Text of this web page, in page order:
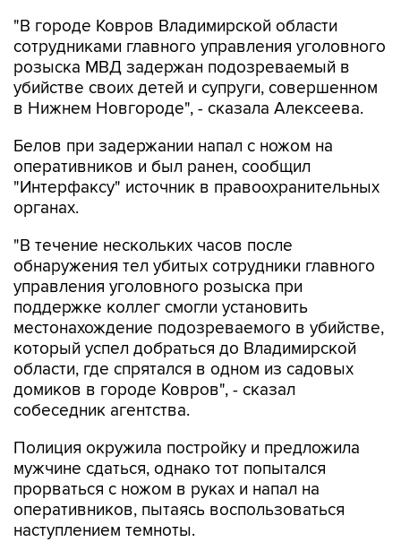
"В городе Ковров Владимирской области
сотрудниками главного управления уголовного
розыска МВД задержан подозреваемый в
убийстве своих детей и супруги, совершенном
в Нижнем Новгороде", - сказала Алексеева.
Белов при задержании напал с ножом на
оперативников и был ранен, сообщил
"Интерфаксу" источник в правоохранительных
органах.
"В течение нескольких часов после
обнаружения тел убитых сотрудники главного
управления уголовного розыска при
поддержке коллег смогли установить
местонахождение подозреваемого в убийстве,
который успел добраться до Владимирской
области, где спрятался в одном из садовых
домиков в городе Ковров", - сказал
собеседник агентства.
Полиция окружила постройку и предложила
мужчине сдаться, однако тот попытался
прорваться с ножом в руках и напал на
оперативников, пытаясь воспользоваться
наступлением темноты.